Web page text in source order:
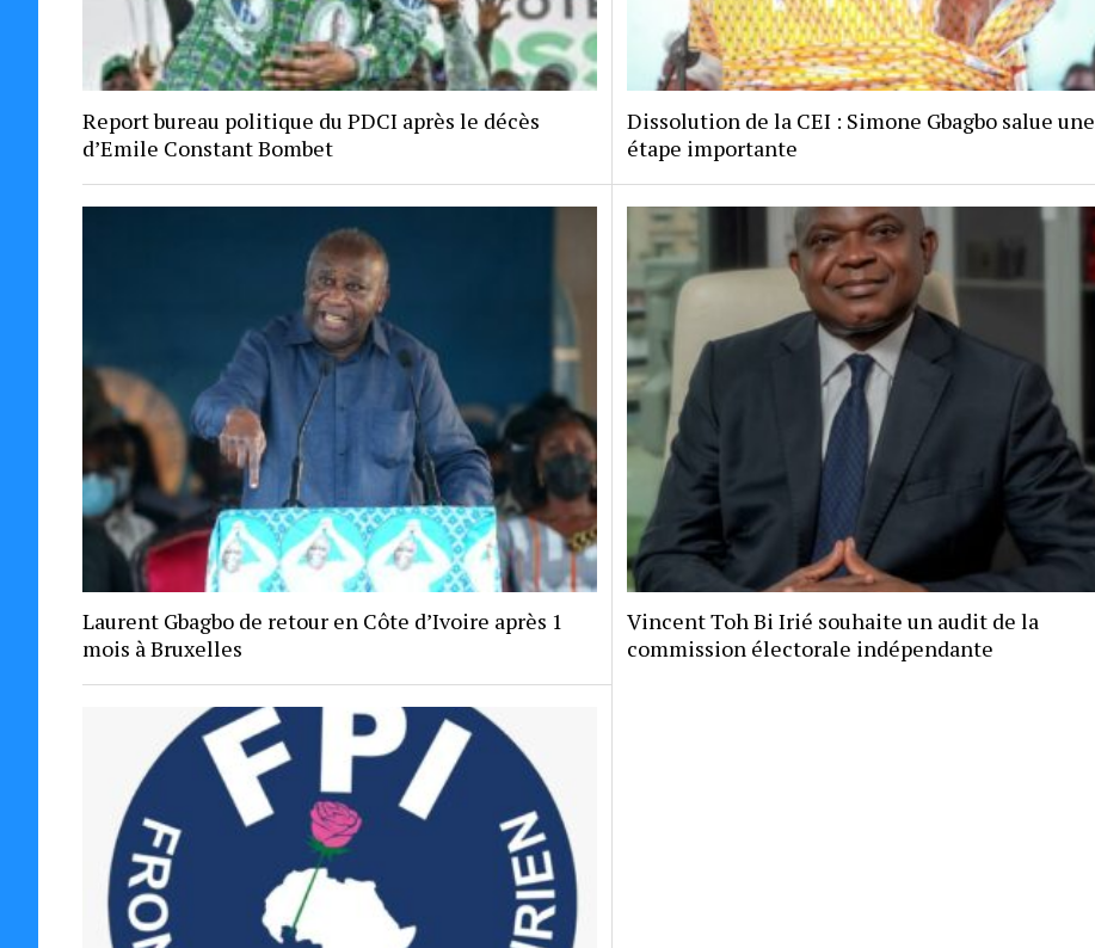
Report bureau politique du PDCI après le décès
d’Emile Constant Bombet
Dissolution de la CEI : Simone Gbagbo salue une
étape importante
Laurent Gbagbo de retour en Côte d’Ivoire après 1
mois à Bruxelles
Vincent Toh Bi Irié souhaite un audit de la
commission électorale indépendante